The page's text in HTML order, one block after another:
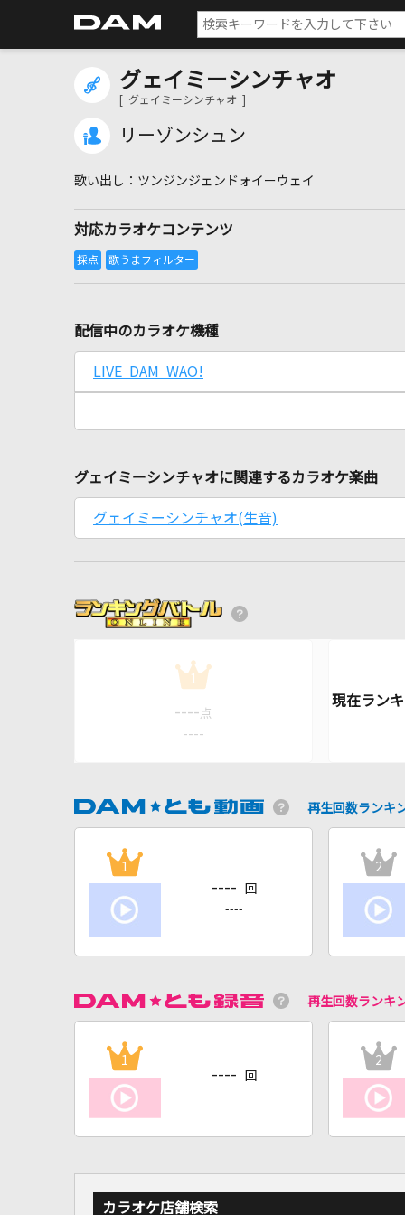
グェイミーシンチャオ
[ グェイミーシンチャオ ]
リーゾンシュン
ツンジンジェンドォイーウェイ
対応カラオケコンテンツ
配信中のカラオケ機種
LIVE DAM WAO!
グェイミーシンチャオに関連するカラオケ楽曲
グェイミーシンチャオ(生音)
1
---- 点
----
再生回数ランキ
1
---- 回
----
2
再生回数ランキ
1
---- 回
----
2
カラオケ店舗検索